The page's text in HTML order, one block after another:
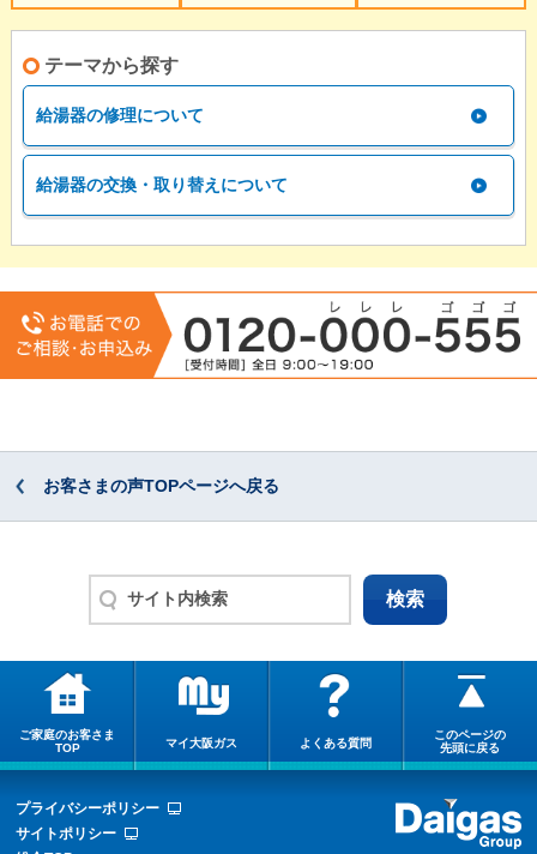
テーマから探す
給湯器の修理について
給湯器の交換・取り替えについて
お客さまの声TOPページへ戻る
ご家庭のお客さま
TOP
マイ大阪ガス よくある質問
このページの
先頭に戻る
プライバシーポリシー
サイトポリシー